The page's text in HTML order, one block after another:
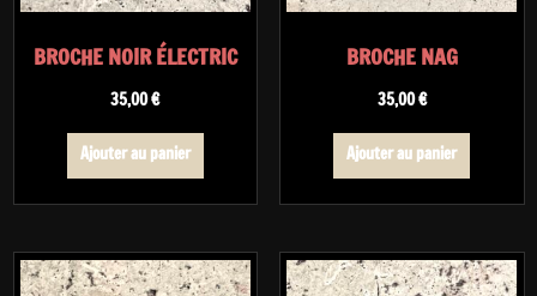
BROCHE NOIR ÉLECTRIC
35,00€
Ajouter au panier
BROCHE NAG
35,00€
Ajouter au panier